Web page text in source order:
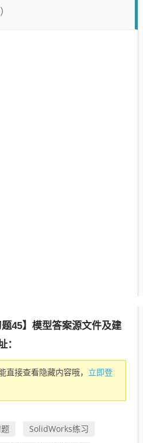
45】模型答案源文件及建
：
直接查看隐藏内容哦， 立即登
SolidWorks练习